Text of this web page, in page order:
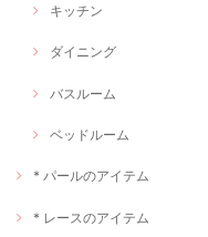
キッチン
ダイニング
バスルーム
ベッドルーム
* パールのアイテム
* レースのアイテム